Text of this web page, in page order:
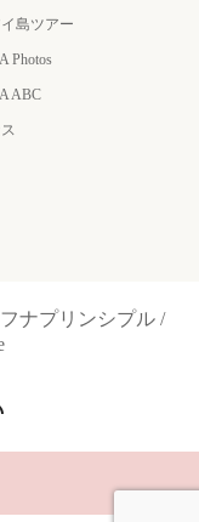
島ツアー
Photos
ABC
ナプリンシプル /